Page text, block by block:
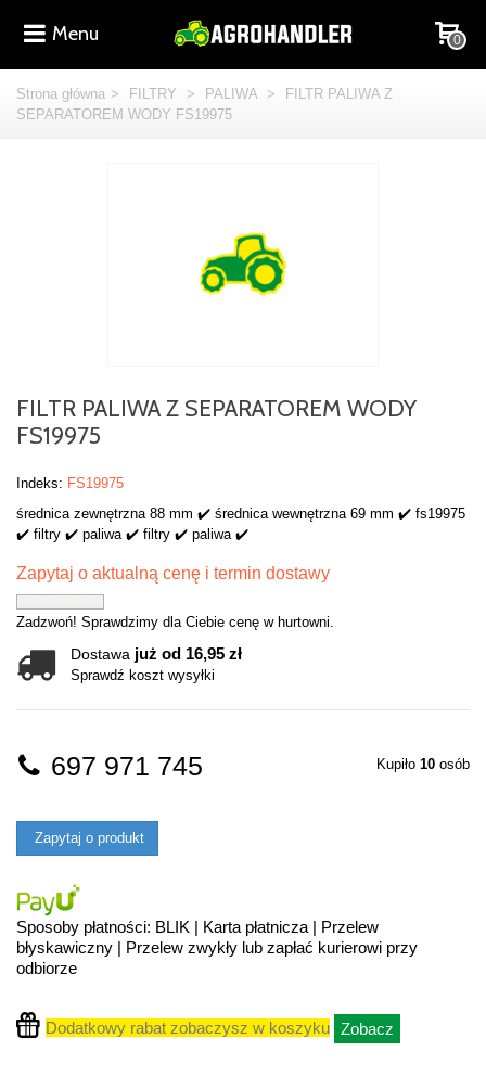
Menu 0
Strona główna > FILTRY > PALIWA >
FILTR PALIWA Z
SEPARATOREM WODY FS19975
FILTR PALIWA Z SEPARATOREM WODY
FS19975
Indeks: FS19975
średnica zewnętrzna 88 mm ✔️ średnica wewnętrzna 69 mm ✔️ fs19975
✔️ filtry ✔️ paliwa ✔️ filtry ✔️ paliwa ✔️
Zapytaj o aktualną cenę i termin dostawy
Zadzwoń! Sprawdzimy dla Ciebie cenę w hurtowni.
Dostawa już od 16,95 zł
Sprawdź koszt wysyłki
Kupiło 10 osób
697 971 745
Zapytaj o produkt
Sposoby płatności: BLIK | Karta płatnicza | Przelew
błyskawiczny | Przelew zwykły lub zapłać kurierowi przy
odbiorze
Dodatkowy rabat zobaczysz w koszyku Zobacz